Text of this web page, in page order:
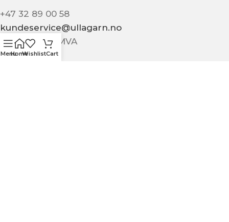
+47 32 89 00 58
kundeservice@ullagarn.no
974 802 236 MVA
MenuHomeWishlistCart